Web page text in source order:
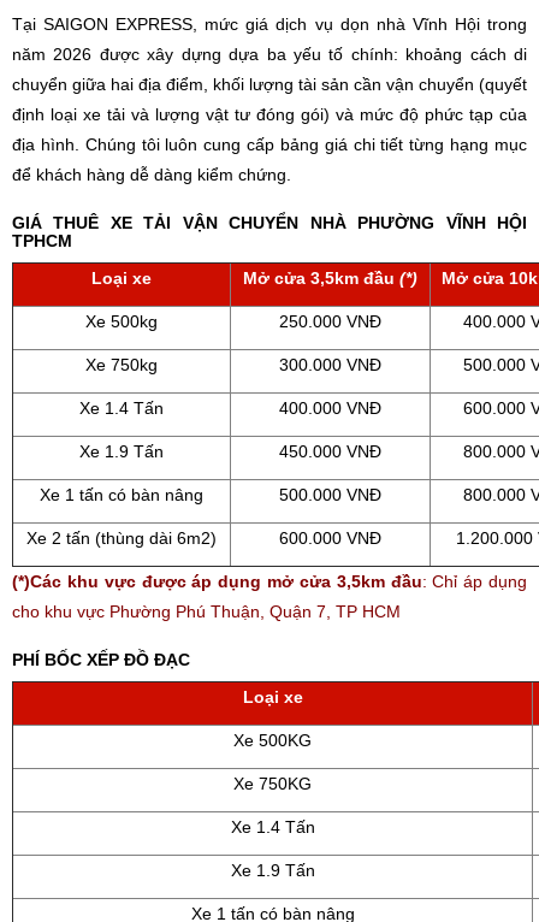
Tại SAIGON EXPRESS, mức giá dịch vụ dọn nhà Vĩnh Hội trong
năm 2026 được xây dựng dựa ba yếu tố chính: khoảng cách di
chuyển giữa hai địa điểm, khối lượng tài sản cần vận chuyển (quyết
định loại xe tải và lượng vật tư đóng gói) và mức độ phức tạp của
địa hình. Chúng tôi luôn cung cấp bảng giá chi tiết từng hạng mục
để khách hàng dễ dàng kiểm chứng.
GIÁ THUÊ XE TẢI VẬN CHUYỂN NHÀ PHƯỜNG VĨNH HỘI
TPHCM
Loại xe
Mở cửa 3,5km đầu (*) Mở cửa
Xe 500kg 250.000 VNĐ 400.000
Xe 750kg 300.000 VNĐ 500.000
Xe 1.4 Tấn 400.000 VNĐ 600.000
Xe 1.9 Tấn 450.000 VNĐ 800.000
Xe 1 tấn có bàn nâng 500.000 VNĐ 800.000
Xe 2 tấn (thùng dài 6m2) 600.000 VNĐ 1.200.000
(*)Các khu vực được áp dụng mở cửa 3,5km đầu: Chỉ áp dụng
cho khu vực Phường Phú Thuận, Quận 7, TP HCM
PHÍ BỐC XẾP ĐỒ ĐẠC
Loại xe
Xe 500KG
Xe 750KG
Xe 1.4 Tấn
Xe 1.9 Tấn
Xe 1 tấn có bàn nâng